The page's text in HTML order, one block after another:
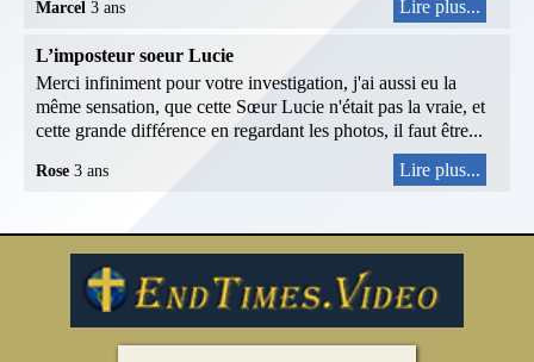
Marcel 3 ans Lire plus...
L’imposteur soeur Lucie
Merci infiniment pour votre investigation, j'ai aussi eu la
même sensation, que cette Sœur Lucie n'était pas la vraie, et
cette grande différence en regardant les photos, il faut être...
Rose 3 ans Lire plus...